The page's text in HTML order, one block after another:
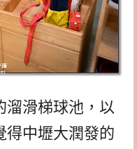
溜滑梯球池，以
得中壢大潤發的